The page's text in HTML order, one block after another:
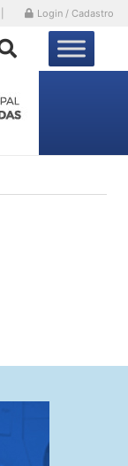
Login / Cadastro